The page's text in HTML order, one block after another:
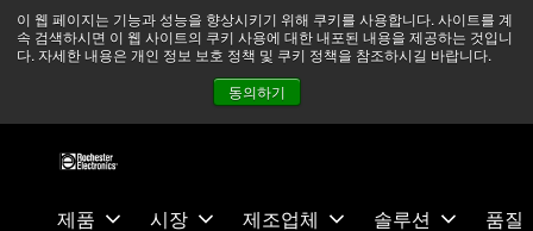
이 웹 페이지는 기능과 성능을 향상시키기 위해 쿠키를 사용합니다. 사이트를 계
속 검색하시면 이 웹 사이트의 쿠키 사용에 대한 내포된 내용을 제공하는 것입니
다. 자세한 내용은 개인 정보 보호 정책 및 쿠키 정책을 참조하시길 바랍니다.
동의하기
츠
건
중동 지역 상황을 지속적으로 주시하고 있으며, 모든 서비스는
정상적으로 운영되고 있습니다. 더 읽어보기 →
뉴스
문의하기
제품 시장 제조업체 솔루션
품질